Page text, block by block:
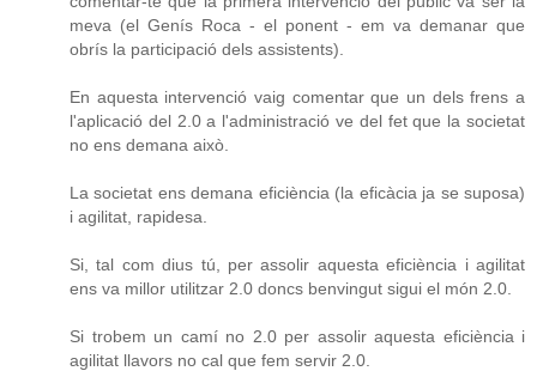
meva (el Genís Roca - el ponent - em va demanar que
obrís la participació dels assistents).
En aquesta intervenció vaig comentar que un dels frens a
l'aplicació del 2.0 a l'administració ve del fet que la societat
no ens demana això.
La societat ens demana eficiència (la eficàcia ja se suposa)
i agilitat, rapidesa.
Si, tal com dius tú, per assolir aquesta eficiència i agilitat
ens va millor utilitzar 2.0 doncs benvingut sigui el món 2.0.
Si trobem un camí no 2.0 per assolir aquesta eficiència i
agilitat llavors no cal que fem servir 2.0.